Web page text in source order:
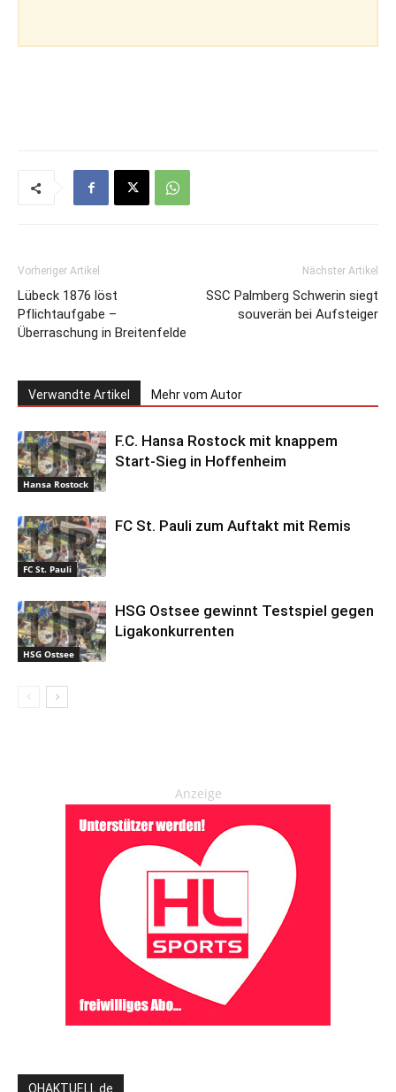
Vorheriger Artikel
Lübeck 1876 löst
Pflichtaufgabe –
Überraschung in Breitenfelde
Nächster Artikel
SSC Palmberg Schwerin siegt
souverän bei Aufsteiger
Verwandte Artikel Mehr vom Autor
Hansa Rostock
F.C. Hansa Rostock mit knappem
Start-Sieg in Hoffenheim
FC St. Pauli
FC St. Pauli zum Auftakt mit Remis
HSG Ostsee
HSG Ostsee gewinnt Testspiel gegen
Ligakonkurrenten
Anzeige
OHAKTUELL.de